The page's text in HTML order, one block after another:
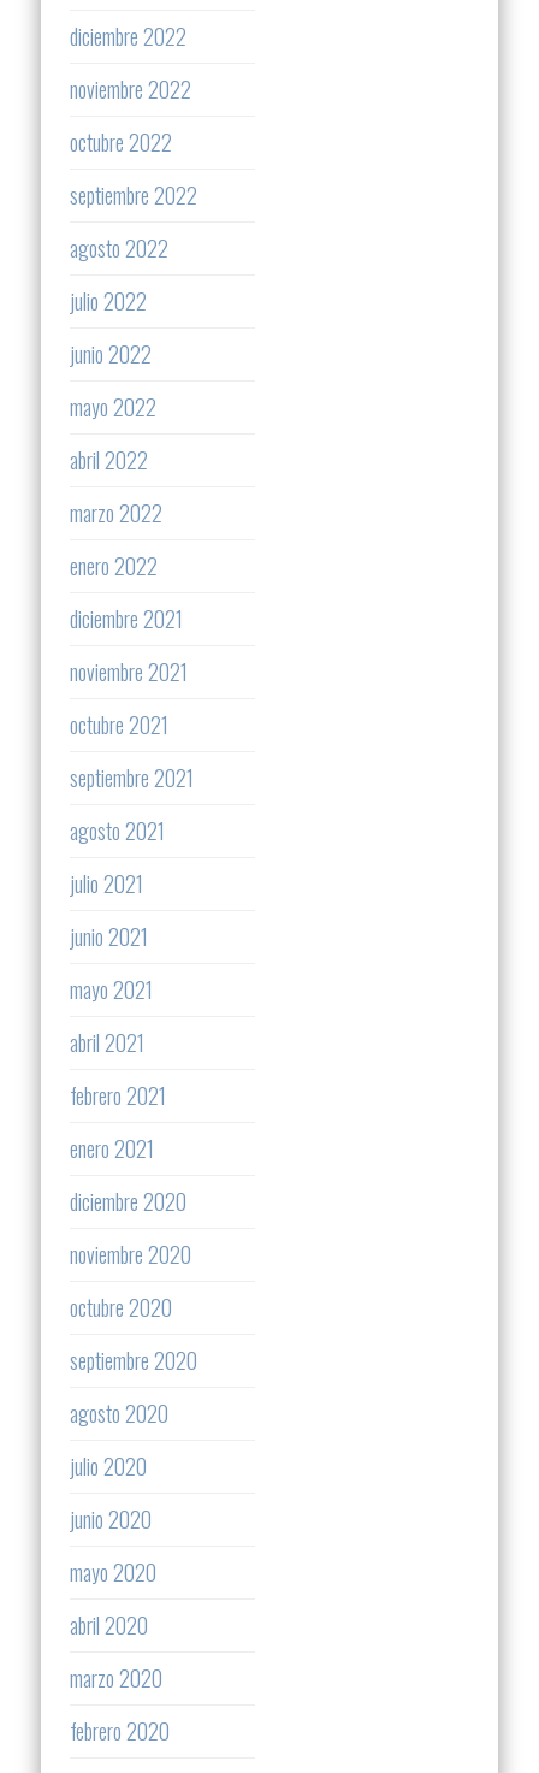
diciembre 2022
noviembre 2022
octubre 2022
septiembre 2022
agosto 2022
julio 2022
junio 2022
mayo 2022
abril 2022
marzo 2022
enero 2022
diciembre 2021
noviembre 2021
octubre 2021
septiembre 2021
agosto 2021
julio 2021
junio 2021
mayo 2021
abril 2021
febrero 2021
enero 2021
diciembre 2020
noviembre 2020
octubre 2020
septiembre 2020
agosto 2020
julio 2020
junio 2020
mayo 2020
abril 2020
marzo 2020
febrero 2020